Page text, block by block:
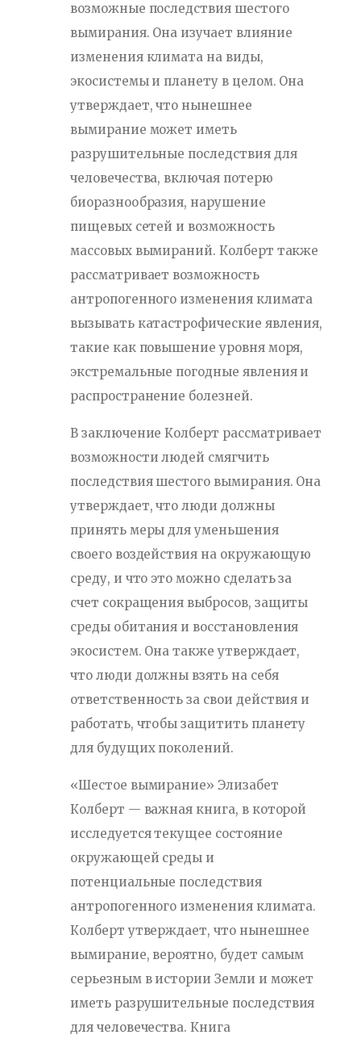
возможные последствия шестого
вымирания. Она изучает влияние
изменения климата на виды,
экосистемы и планету в целом. Она
утверждает, что нынешнее
вымирание может иметь
разрушительные последствия для
человечества, включая потерю
биоразнообразия, нарушение
пищевых сетей и возможность
массовых вымираний. Колберт также
рассматривает возможность
антропогенного изменения климата
вызывать катастрофические явления,
такие как повышение уровня моря,
экстремальные погодные явления и
распространение болезней.
В заключение Колберт рассматривает
возможности людей смягчить
последствия шестого вымирания. Она
утверждает, что люди должны
принять меры для уменьшения
своего воздействия на окружающую
среду, и что это можно сделать за
счет сокращения выбросов, защиты
среды обитания и восстановления
экосистем. Она также утверждает,
что люди должны взять на себя
ответственность за свои действия и
работать, чтобы защитить планету
для будущих поколений.
«Шестое вымирание» Элизабет
Колберт — важная книга, в которой
исследуется текущее состояние
окружающей среды и
потенциальные последствия
антропогенного изменения климата.
Колберт утверждает, что нынешнее
вымирание, вероятно, будет самым
серьезным в истории Земли и может
иметь разрушительные последствия
для человечества. Книга